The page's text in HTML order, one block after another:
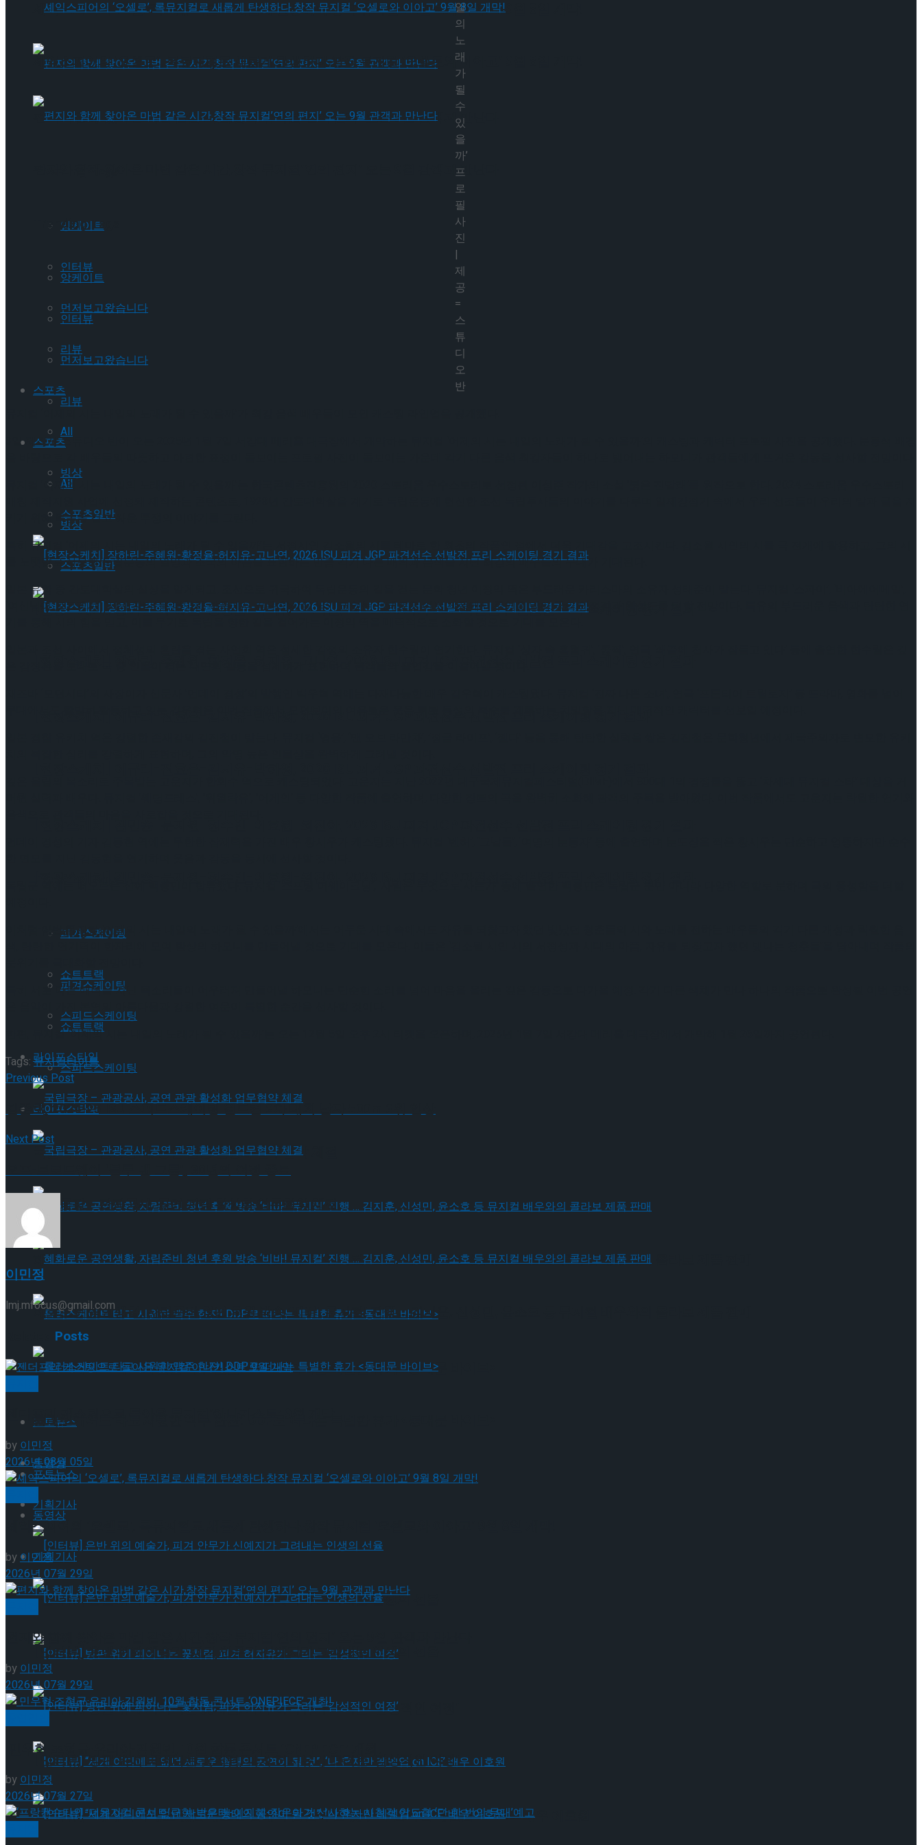
셰익스피어의 ‘오셀로’, 록뮤지컬로 새롭게 탄생하다.창작 뮤지컬 ‘오셀로와 이아고’ 9월 8일 개막!
편지와 함께 찾아온 마법 같은 시간,창작 뮤지컬’연의 편지’ 오는 9월 관객과 만난다
앙케이트
인터뷰
먼저보고왔습니다
리뷰
스포츠
All
빙상
스포츠일반
[현장스케치] 장하린-주혜원-황정율-허지유-고나연, 2026 ISU 피겨 JGP 파견선수 선발전 프리 스케이팅 경기 결과
피겨스케이팅
쇼트트랙
스피드스케이팅
라이프스타일
국립극장 – 관광공사, 공연 관광 활성화 업무협약 체결
혜화로운 공연생활, 자립준비 청년 후원 방송 ‘비바! 뮤지컬’ 진행 … 김지훈, 신성민, 윤소호 등 뮤지컬 배우와의 콜라보 제품 판매
롤러스케이트 타고 시원한 맥주 한잔! DDP로 떠나는 특별한 휴가 <동대문 바이브>
포토뉴스
동영상
기획기사
[인터뷰] 은반 위의 예술가, 피겨 안무가 신예지가 그려내는 인생의 선율
[인터뷰] 빙판 위에 피어나는 꽃처럼, 피겨 허지유가 그리는 ‘감성적인 여정’
[인터뷰] “세계 어디에도 없던 새로운 형태의 공연이 될 것”, ‘나 혼자만 레벨업 on ICE’ 배우 이호원
셰익스피어의 ‘오셀로’, 록뮤지컬로 새롭게 탄생하다.창작 뮤지컬 ‘오셀로와 이아고’ 9월 8일 개막!
편지와 함께 찾아온 마법 같은 시간,창작 뮤지컬’연의 편지’ 오는 9월 관객과 만난다
Trending Tags
앙케이트
인터뷰
먼저보고왔습니다
리뷰
스포츠
All
빙상
스포츠일반
Trending Tags
피겨스케이팅
쇼트트랙
스피드스케이팅
라이프스타일
국립극장 – 관광공사, 공연 관광 활성화 업무협약 체결
혜화로운 공연생활, 자립준비 청년 후원 방송 ‘비바! 뮤지컬’ 진행 … 김지훈, 신성민, 윤소호 등 뮤지컬 배우와의 콜라보 제품 판매
롤러스케이트 타고 시원한 맥주 한잔! DDP로 떠나는 특별한 휴가 <동대문 바이브>
포토뉴스
동영상
기획기사
[인터뷰] 은반 위의 예술가, 피겨 안무가 신예지가 그려내는 인생의 선율
[인터뷰] 빙판 위에 피어나는 꽃처럼, 피겨 허지유가 그리는 ‘감성적인 여정’
일
의
노
래
가
될
수
있
을
까’
프
로
필
사
진
|
제
공
=
스
튜
디
오
반
3일 제작사 스튜디오 반이 오는 2025년 1월 7일 서강대 메리홀 대극장에서 개막하는 뮤지컬 ‘어제의 시는 내일의 노래가 될 수 있을까’의 캐스팅과 캐릭터 프로필 사진을 공개했다. 분홍색 배경
뮤지컬 ‘어제의 시는 내일의 노래가 될 수 있을까’는 한국콘텐츠진흥원의 2020 스토리움 우수스토리로 선정된 이성준 작가의 소설 ‘붉은 진달래’를 원작으로 한다. 2024 스토리움 우수스토리
키기 위해 목숨을 걸고 싸운 투쟁의 이야기를 그린다.
특히 뮤지컬 ‘어제의 시는 내일의 노래가 될 수 있을까’는 서정시인 김소월의 시를 테마로 한 최초의 작품인 점에서 더욱 기대감을 고조시킨다. 김소월 시인의 시를 극 전개에 활용하고, 그의 시
를 노랫말로 사용해 독립운동의 열망과 조국의 아픔을 표현하는 만큼 각기 다른 매력과 음색을 지닌 최강의 배우들의 무대가 기대된다.
일본 유학 중 간토대학살의 실상을 알게되고, 조선으로 귀국하여 독립운동의 길을 걷는 문학 청년 이정익 역은 부드러운 카리스마의 소유자 성태준이 맡는다. 뮤지컬 ‘스파이’, ‘비아에어메일’,
‘여신님이 보고계셔’, ‘사의 찬미’ 등 다양한 작품에서 깊은 인상을 남기고 있는 성태준은 이번 작품에서 주연을 맡아 극의 안정감과 완성도를 더할 전망이다. 특유의 부드러운 음색과 탄탄한 연
이처럼 이번 뮤지컬 ‘어제의 시는 내일의 노래가 될 수 있을까’에서는 어두운 시대 속에서도 자유를 되찾고자 했던 빛났던 청춘들의 시와 노래를 전하는 배우들의 각기 다른 개성과 탁월한 음
특히 서로 다른 매력을 지닌 목소리들이 어우러져 만들어낼 하모니는 단순한 소리를 넘어 마음을 울리는 깊은 감동으로 다가올 예정. 각기 다른 색채가 만나 하나의 작품으로 완성될 이번 공연
은 음악이 가진 본연의 아름다움과 강렬한 여운이 특별한 순간을 선사할 것이다.
한편, 뮤지컬 ‘어제의 시는 내일의 노래가 될 수 있을까’는 오는 12월 5일 오후 2시 티켓을 오픈하며, 2025년 1월 7일 서강대 메리홀 대극장에서 개막해 1월 26일까지 공연된다.
Tags: 뮤지컬타이틀
Previous Post
김준호, 2024-25 ISU 스피드스케이팅 월드컵 2차 대회 남자 500m 3위 입상
Next Post
오프-브로드웨이 ‘블루 맨 그룹’, 30년의 여정 종료
이민정
lmj.mfocus@gmail.com
Posts
젠더프리 캐스팅으로 돌아온 뮤지컬’아나키스트’ 9월 개막
by이민정
2026년 08월 05일
셰익스피어의 ‘오셀로’, 록뮤지컬로 새롭게 탄생하다.창작 뮤지컬 ‘오셀로와 이아고’ 9월 8일 개막!
by 이민정
2026년 07월 29일
편지와 함께 찾아온 마법 같은 시간,창작 뮤지컬’연의 편지’ 오는 9월 관객과 만난다
by이민정
2026년 07월 29일
민우혁·조형균·유리아·김원빈, 10월 합동 콘서트 ‘ONEPIECE’ 개최!
by이민정
2026년 07월 27일